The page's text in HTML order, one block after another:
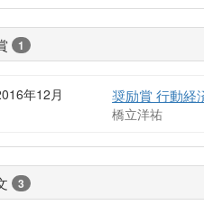
1
年12月 奨励賞 行動経
橋立洋祐
3